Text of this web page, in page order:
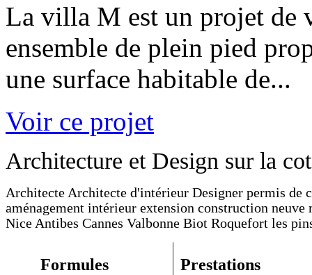
La villa M est un projet de
ensemble de plein pied
une surface habitable de...
Voir ce projet
Architecture et Design sur la
Architecte Architecte d'intérieur Designer permis de
aménagement intérieur extension construction
Nice Antibes Cannes Valbonne Biot Roquefort les
Formules Prestations